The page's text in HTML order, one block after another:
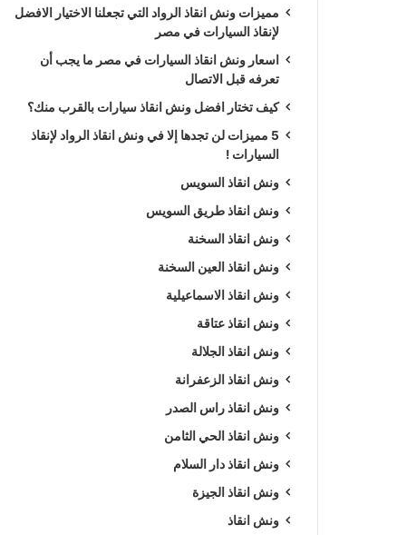
مميزات ونش انقاذ الرواد التي تجعلنا الاختيار الافضل
لإنقاذ السيارات في مصر
اسعار ونش انقاذ السيارات في مصر ما يجب أن
تعرفه قبل الاتصال
كيف تختار افضل ونش انقاذ سيارات بالقرب منك؟
5 مميزات لن تجدها إلا في ونش انقاذ الرواد لإنقاذ
السيارات !
ونش انقاذ السويس
ونش انقاذ طريق السويس
ونش انقاذ السخنة
ونش انقاذ العين السخنة
ونش انقاذ الاسماعيلية
ونش انقاذ عتاقة
ونش انقاذ الجلالة
ونش انقاذ الزعفرانة
ونش انقاذ راس الصدر
ونش انقاذ الحي الثامن
ونش انقاذ دار السلام
ونش انقاذ الجيزة
ونش انقاذ